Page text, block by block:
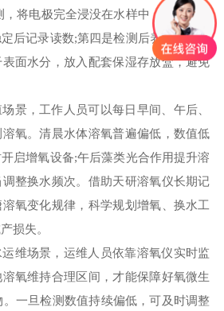
将电极完全浸没在水样中，缓慢匀速
后记录读数;第四是检测后养护，使用
面水分，放入配套保湿存放盒，避免
，工作人员可以每日早间、午后、
氧。清晨水体溶氧普遍偏低，数值低
启增氧设备;午后藻类光合作用提升溶
整换水频次。借助天研溶氧仪长期记
氧变化规律，科学规划增氧、换水工
损失。
场景，运维人员依靠溶氧仪实时监
氧维持合理区间，才能保障好氧微生
一旦检测数值持续偏低，可及时调整